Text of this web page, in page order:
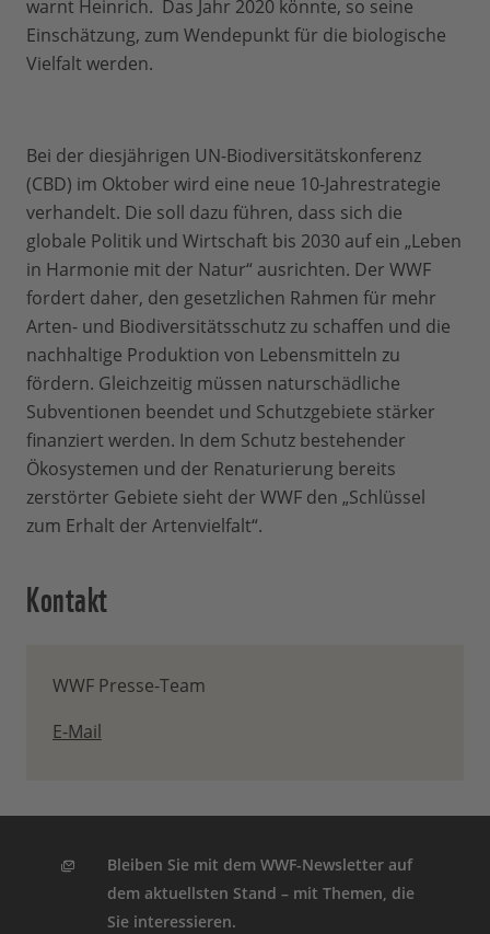
warnt Heinrich. Das Jahr 2020 könnte, so seine
Einschätzung, zum Wendepunkt für die biologische
Vielfalt werden.
Bei der diesjährigen UN-Biodiversitätskonferenz
(CBD) im Oktober wird eine neue 10-Jahrestrategie
verhandelt. Die soll dazu führen, dass sich die
globale Politik und Wirtschaft bis 2030 auf ein „Leben
in Harmonie mit der Natur“ ausrichten. Der WWF
fordert daher, den gesetzlichen Rahmen für mehr
Arten- und Biodiversitätsschutz zu schaffen und die
nachhaltige Produktion von Lebensmitteln zu
fördern. Gleichzeitig müssen naturschädliche
Subventionen beendet und Schutzgebiete stärker
finanziert werden. In dem Schutz bestehender
Ökosystemen und der Renaturierung bereits
zerstörter Gebiete sieht der WWF den „Schlüssel
zum Erhalt der Artenvielfalt“.
Kontakt
WWF Presse-Team
E-Mail
Bleiben Sie mit dem WWF-Newsletter auf
dem aktuellsten Stand – mit Themen, die
Sie interessieren.